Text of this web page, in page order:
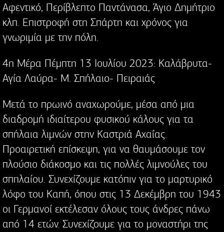
Αφεντικό, Περίβλεπτο Παντάνασα, Άγιο Δημήτριο
κλπ. Επιστροφή στη Σπάρτη και χρόνος για
γνωριμία με την πόλη.
4η Μέρα Πέμπτη 13 Ιουλίου 2023: Καλάβρυτα-
Αγία Λαύρα- Μ. Σπήλαιο- Πειραιάς
Μετά το πρωινό αναχωρούμε, μέσα από μια
διαδρομή ιδιαίτερου φυσικού κάλους για τα
σπήλαια λιμνών στην Καστριά Αχαΐας.
Προαιρετική επίσκεψη, για να θαυμάσουμε τον
πλούσιο διάκοσμο και τις πολλές λιμνούλες του
σπηλαίου. Συνεχίζουμε κατόπιν για το μαρτυρικό
λόφο του Καπή, όπου στις 13 Δεκέμβρη του 1943
οι Γερμανοί εκτέλεσαν όλους τους άνδρες πάνω
από 14 ετών. Συνεχίζουμε για το μοναστήρι της